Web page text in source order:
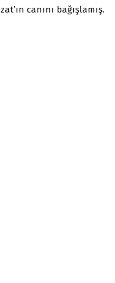
canını bağışlamış.